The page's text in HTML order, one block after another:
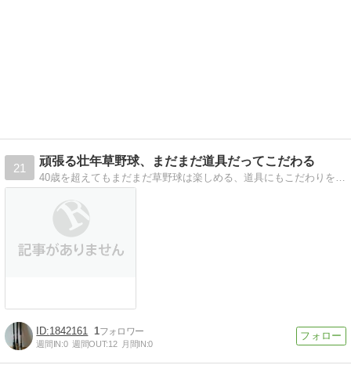
21
頑張る壮年草野球、まだまだ道具だってこだわる
1842161 1
週間IN:0 週間OUT:12 月間IN:0